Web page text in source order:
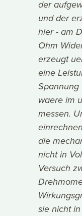
der
und der
hier - am
Ohm
erzeugt
eine
waere im
messen.
die
nicht in
Versuch
sie nicht